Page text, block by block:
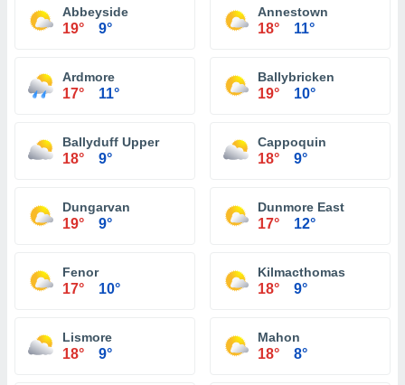
Abbeyside
19° 9°
Annestown
18° 11°
Ardmore
17° 11°
Ballybricken
19° 10°
Ballyduff Upper
18° 9°
Cappoquin
18° 9°
Dungarvan
19° 9°
Dunmore East
17° 12°
Fenor
17° 10°
Kilmacthomas
18° 9°
Lismore
18° 9°
Mahon
18° 8°